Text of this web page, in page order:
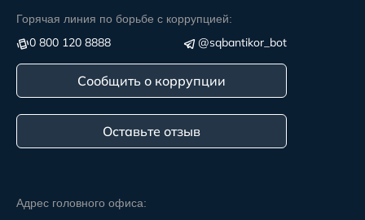
Адрес головного офиса:
Горячая линия по борьбе с коррупцией:
0 800 120 8888 @sqbantikor_bot
Сообщить о коррупции
Оставьте отзыв